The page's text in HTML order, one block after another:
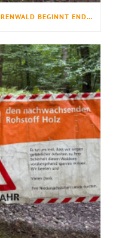
HOLZERNTE IN DER FÖRSTEREI THÖRENWALD BEGINNT ENDE JULI